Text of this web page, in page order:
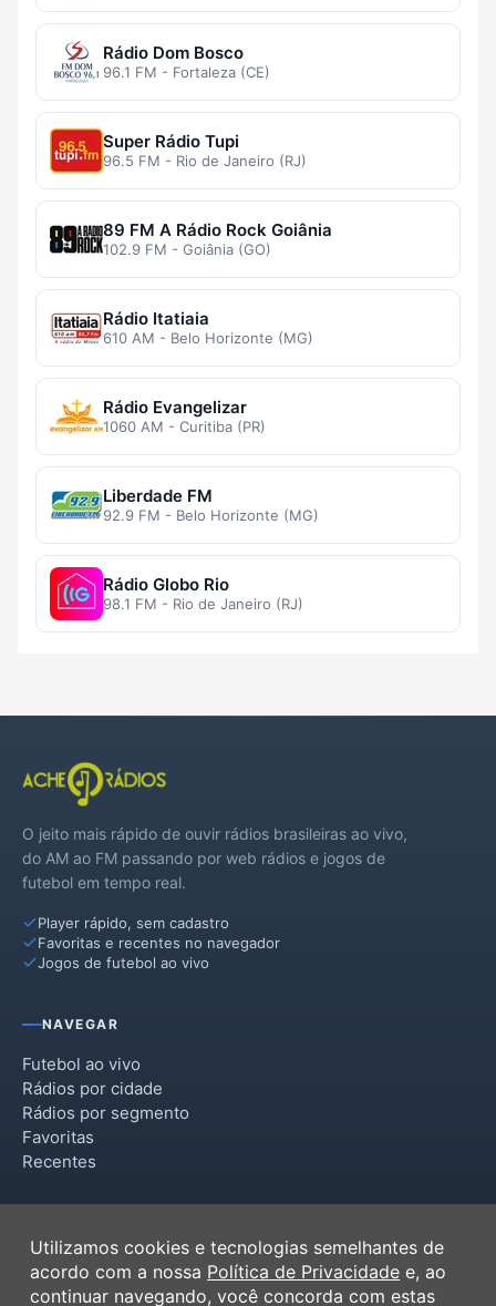
Rádio Dom Bosco
96.1 FM - Fortaleza (CE)
Super Rádio Tupi
96.5 FM - Rio de Janeiro (RJ)
89 FM A Rádio Rock Goiânia
102.9 FM - Goiânia (GO)
Rádio Itatiaia
610 AM - Belo Horizonte (MG)
Rádio Evangelizar
1060 AM - Curitiba (PR)
Liberdade FM
92.9 FM - Belo Horizonte (MG)
Rádio Globo Rio
98.1 FM - Rio de Janeiro (RJ)
O jeito mais rápido de ouvir rádios brasileiras ao vivo,
do AM ao FM passando por web rádios e jogos de
futebol em tempo real.
Player rápido, sem cadastro
Favoritas e recentes no navegador
Jogos de futebol ao vivo
NAVEGAR
Futebol ao vivo
Rádios por cidade
Rádios por segmento
Favoritas
Recentes
Termos de Uso
Política de Privacidade
Utilizamos cookies e tecnologias semelhantes de
acordo com a nossa Política de Privacidade e, ao
continuar navegando, você concorda com estas